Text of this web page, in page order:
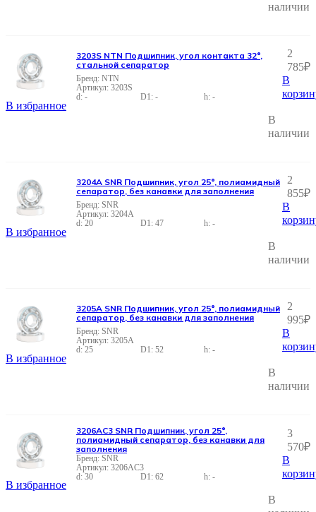
наличии
В избранное
3203S
-
- -
NTN
3203S NTN Подшипник, угол контакта 32°,
стальной сепаратор
2
785₽
В
В
наличии
В избранное
3204A
20
47 -
SNR
3204A SNR Подшипник, угол 25°, полиамидный
сепаратор, без канавки для заполнения
2
855₽
В
В
наличии
В избранное
3205A
25
52 -
SNR
3205A SNR Подшипник, угол 25°, полиамидный
сепаратор, без канавки для заполнения
2
995₽
В
В
наличии
В избранное
3206AC3
30
62 -
SNR
3206AC3 SNR Подшипник, угол 25°,
полиамидный сепаратор, без канавки для
заполнения
3
570₽
В
В